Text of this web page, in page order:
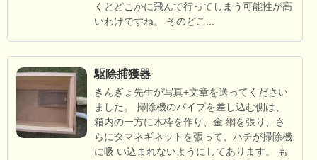
くとどこかに飛んで行ってしまう可能性が高
いわけですね。 そのどこ...
駆除捕獲器
きんぎょ先生が写真+文章を送ってください
ました。 掃除機のパイプを差し込む側は、
箱内の一方に木枠を作り、金 網を張り、さ
らにタマネギネットを張って、ハチが掃除機
に吸 い込まれないようにしてあります。 も